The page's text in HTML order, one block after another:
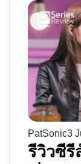
PatSonic3
รีวิวซีรี